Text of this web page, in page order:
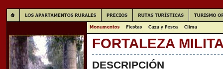
FORTALEZA
DESCRIPCIÓN